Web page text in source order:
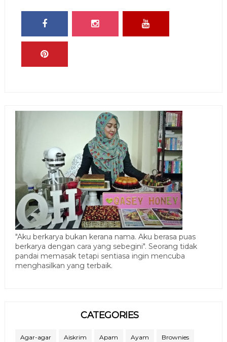
"Aku berkarya bukan kerana nama. Aku berasa puas
berkarya dengan cara yang sebegini". Seorang tidak
pandai memasak tetapi sentiasa ingin mencuba
menghasilkan yang terbaik.
CATEGORIES
Agar-agar Aiskrim Apam Ayam Brownies